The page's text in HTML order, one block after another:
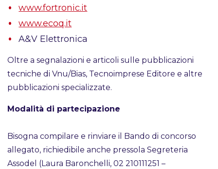
www.fortronic.it
www.ecoq.it
A&V Elettronica
Oltre a segnalazioni e articoli sulle pubblicazioni
tecniche di Vnu/Bias, Tecnoimprese Editore e altre
pubblicazioni specializzate.
Modalità di partecipazione
Bisogna compilare e rinviare il Bando di concorso
allegato, richiedibile anche pressola Segreteria
Assodel (Laura Baronchelli, 02 210111251 –